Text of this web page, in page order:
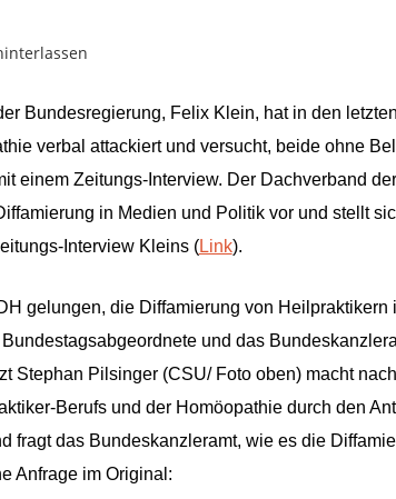
Bundesregierung, Felix Klein, hat in den
verbal attackiert und versucht, beide ohne
einem Zeitungs-Interview. Der Dachverband
in Medien und Politik vor und stellt
Interview Kleins (Link).
gelungen, die Diffamierung von
und das
Stephan Pilsinger (CSU/ Foto oben) macht
Berufs und der Homöopathie durch den
fragt das Bundeskanzleramt, wie es die
Anfrage im Original: